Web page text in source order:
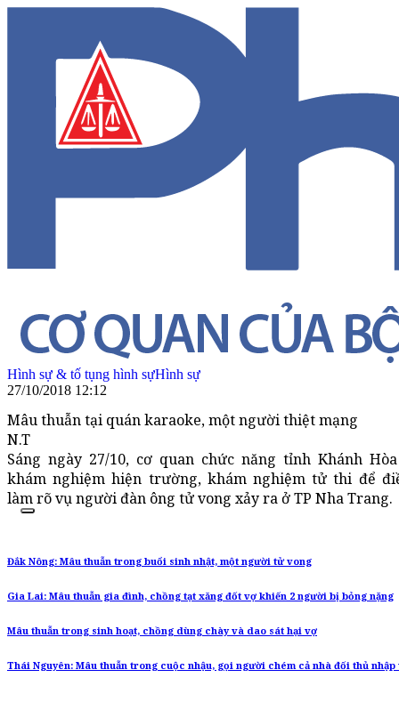
Hình sự & tố tụng hình sựHình sự
27/10/2018 12:12
Mâu thuẫn tại quán karaoke, một người thiệt mạng
N.T
Sáng ngày 27/10, cơ quan chức năng tỉnh Khánh
khám nghiệm hiện trường, khám nghiệm tử thi để
làm rõ vụ người đàn ông tử vong xảy ra ở TP Nha Trang.
Đắk Nông: Mâu thuẫn trong buổi sinh nhật, một người tử vong
Gia Lai: Mâu thuẫn gia đình, chồng tạt xăng đốt vợ khiến 2 người bị bỏng nặng
Mâu thuẫn trong sinh hoạt, chồng dùng chày và dao sát hại vợ
Thái Nguyên: Mâu thuẫn trong cuộc nhậu, gọi người chém cả nhà đối thủ nhập